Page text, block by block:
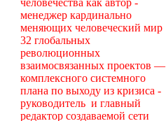
человечества как автор -
менеджер кардинально
меняющих человеческий мир
32 глобальных
революционных
взаимосвязанных проектов —
комплексного системного
плана по выходу из кризиса -
руководитель и главный
редактор создаваемой сети